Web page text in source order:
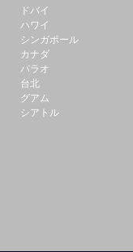
ドバイ
ハワイ
シンガポール
カナダ
パラオ
台北
グアム
シアトル